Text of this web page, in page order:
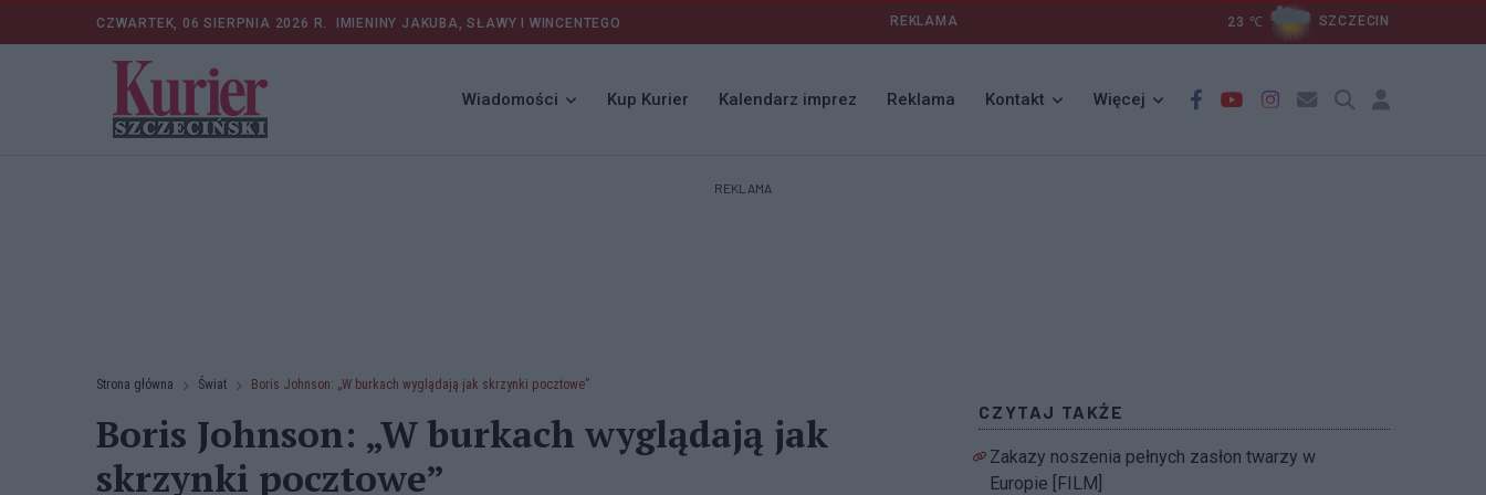
CZWARTEK, 06 SIERPNIA 2026 R. IMIENINY JAKUBA, SŁAWY I WINCENTEGO REKLAMA 23 ℃ SZCZECIN
Wiadomości Kup Kurier Kalendarz imprez Reklama Kontakt Więcej
REKLAMA
Strona główna Świat Boris Johnson: „W burkach wyglądają jak skrzynki pocztowe”
Boris Johnson: „W burkach wyglądają jak
skrzynki pocztowe”
CZYTAJ TAKŻE
Zakazy noszenia pełnych zasłon twarzy w
Europie [FILM]